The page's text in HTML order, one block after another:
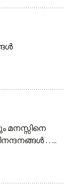
മനസ്സിനെ
…..